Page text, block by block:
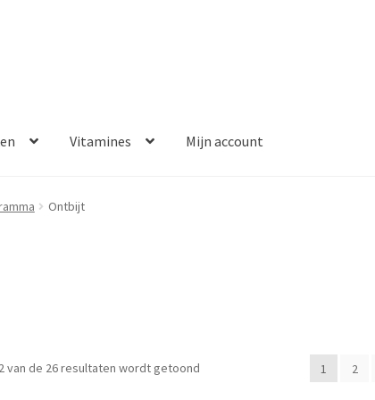
Vitamines Mijn account
Ontbijt
van de 26 resultaten wordt getoond 1 2